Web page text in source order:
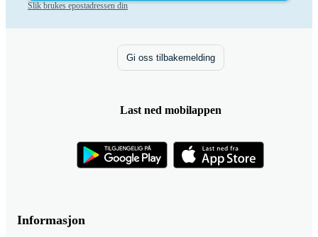
Slik brukes epostadressen din
Informasjon
Gi oss tilbakemelding
Last ned mobilappen